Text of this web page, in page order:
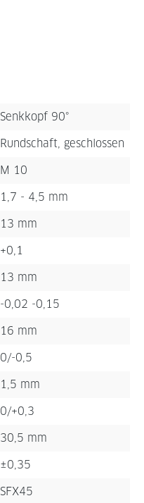
Senkkopf 90°
Rundschaft, geschlossen
M 10
1,7 - 4,5 mm
13 mm
+0,1
13 mm
-0,02 -0,15
16 mm
0/-0,5
1,5 mm
0/+0,3
30,5 mm
±0,35
SFX45